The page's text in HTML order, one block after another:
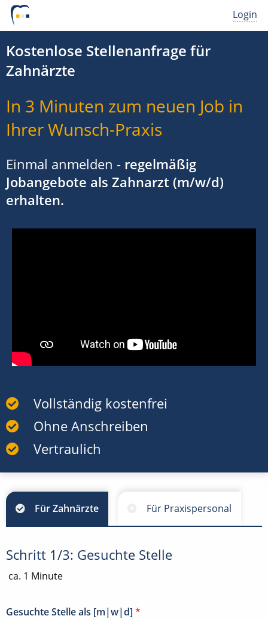
Login
Kostenlose Stellenanfrage für
Zahnärzte
In 3 Minuten zum neuen Job in
Ihrer Wunsch-Praxis
Einmal anmelden - regelmäßig
Jobangebote als Zahnarzt (m/w/d)
erhalten.
Vollständig kostenfrei
Ohne Anschreiben
Vertraulich
Für Zahnärzte Für Praxispersonal
Schritt 1/3: Gesuchte Stelle
ca. 1 Minute
Gesuchte Stelle als [m|w|d] *